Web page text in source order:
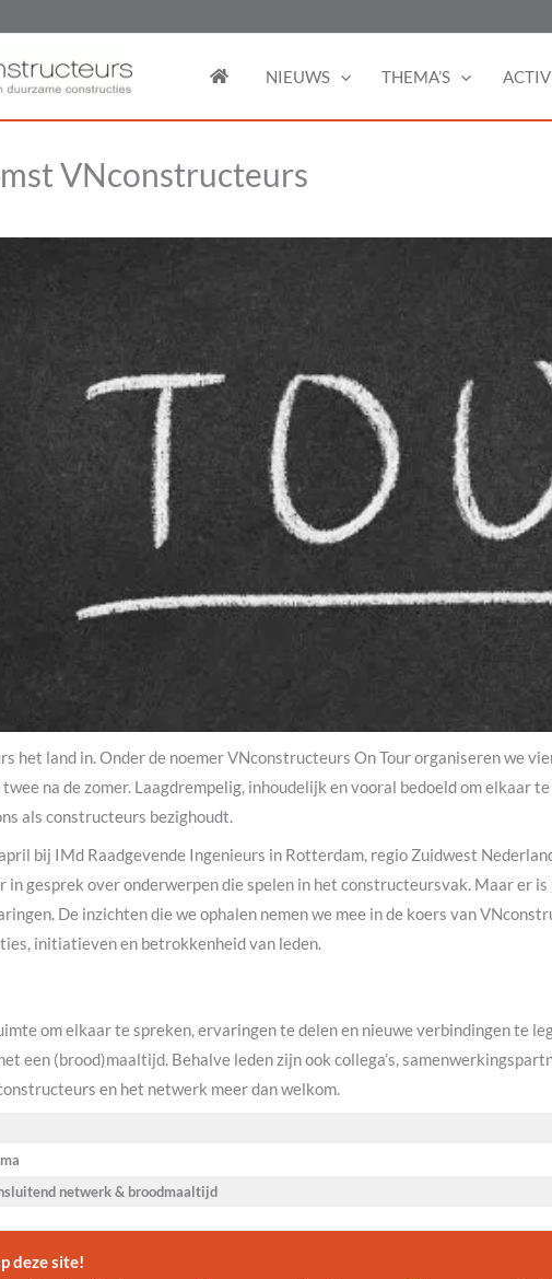
NIEUWS THEMA’S
VNconstructeurs
het land in. Onder de noemer VNconstructeurs On Tour organiseren we
na de zomer. Laagdrempelig, inhoudelijk en vooral bedoeld om elkaar
als constructeurs bezighoudt.
bij IMd Raadgevende Ingenieurs in Rotterdam, regio Zuidwest
in gesprek over onderwerpen die spelen in het constructeursvak. Maar er
De inzichten die we ophalen nemen we mee in de koers van
initiatieven en betrokkenheid van leden.
om elkaar te spreken, ervaringen te delen en nieuwe verbindingen te
een (brood)maaltijd. Behalve leden zijn ook collega’s,
en het netwerk meer dan welkom.
netwerk & broodmaaltijd
deze site!